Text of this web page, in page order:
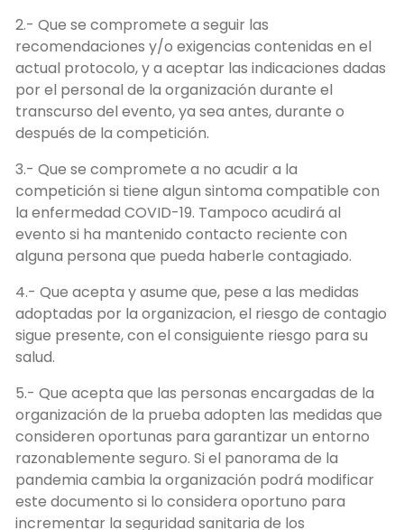
2.- Que se compromete a seguir las
recomendaciones y/o exigencias contenidas en el
actual protocolo, y a aceptar las indicaciones dadas
por el personal de la organización durante el
transcurso del evento, ya sea antes, durante o
después de la competición.
3.- Que se compromete a no acudir a la
competición si tiene algun sintoma compatible con
la enfermedad COVID-19. Tampoco acudirá al
evento si ha mantenido contacto reciente con
alguna persona que pueda haberle contagiado.
4.- Que acepta y asume que, pese a las medidas
adoptadas por la organizacion, el riesgo de contagio
sigue presente, con el consiguiente riesgo para su
salud.
5.- Que acepta que las personas encargadas de la
organización de la prueba adopten las medidas que
consideren oportunas para garantizar un entorno
razonablemente seguro. Si el panorama de la
pandemia cambia la organización podrá modificar
este documento si lo considera oportuno para
incrementar la seguridad sanitaria de los